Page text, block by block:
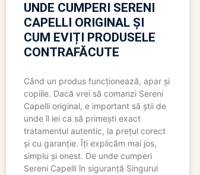
UNDE CUMPERI SERENI
CAPELLI ORIGINAL ȘI
CUM EVIȚI PRODUSELE
CONTRAFĂCUTE
Când un produs funcționează, apar și
copiile. Dacă vrei să comanzi Sereni
Capelli original, e important să știi de
unde îl iei ca să primești exact
tratamentul autentic, la prețul corect
și cu garanție. Îți explicăm mai jos,
simplu și onest. De unde cumperi
Sereni Capelli în siguranță Singurul